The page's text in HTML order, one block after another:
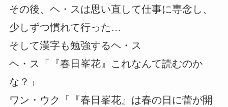
その後、ヘ・スは思い直して仕事に専念し、
少しずつ慣れて行った…
そして漢字も勉強するヘ・ス
ヘ・ス「『春日峯花』これなんて読むのか
な？」
ワン・ウク「『春日峯花』は春の日に蕾が開